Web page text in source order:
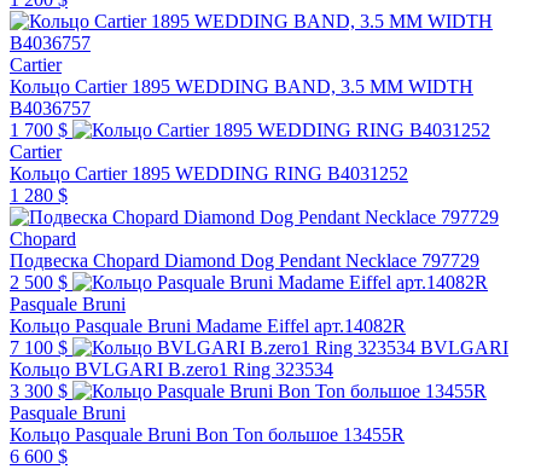
Cartier
Кольцо Cartier 1895 WEDDING BAND, 3.5 MM WIDTH
B4036757
1 700 $
Cartier
Кольцо Cartier 1895 WEDDING RING B4031252
1 280 $
Chopard
Подвеска Chopard Diamond Dog Pendant Necklace 797729
2 500 $
Pasquale Bruni
Кольцо Pasquale Bruni Madame Eiffel арт.14082R
7 100 $
BVLGARI
Кольцо BVLGARI B.zero1 Ring 323534
3 300 $
Pasquale Bruni
Кольцо Pasquale Bruni Bon Ton большое 13455R
6 600 $